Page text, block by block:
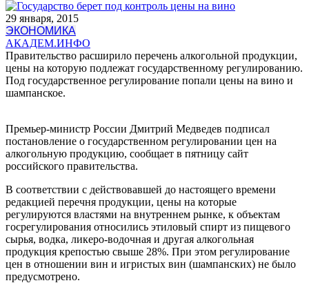
29 января, 2015
ЭКОНОМИКА
АКАДЕМ.ИНФО
Правительство расширило перечень алкогольной продукции,
цены на которую подлежат государственному регулированию.
Под государственное регулирование попали цены на вино и
шампанское.
Премьер-министр России Дмитрий Медведев подписал
постановление о государственном регулировании цен на
алкогольную продукцию, сообщает в пятницу сайт
российского правительства.
В соответствии с действовавшей до настоящего времени
редакцией перечня продукции, цены на которые
регулируются властями на внутреннем рынке, к объектам
госрегулирования относились этиловый спирт из пищевого
сырья, водка, ликеро-водочная и другая алкогольная
продукция крепостью свыше 28%. При этом регулирование
цен в отношении вин и игристых вин (шампанских) не было
предусмотрено.